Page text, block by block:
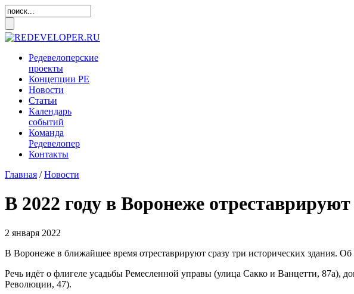
Редевелоперские
проекты
Концепции РЕ
Новости
Статьи
Календарь
событий
Команда
Редевелопер
Контакты
Главная /Новости
В 2022 году в Воронеже
2 января 2022
В Воронеже в ближайшее время отреставрируют сразу три исторических здания.
Речь идёт о флигеле усадьбы Ремесленной управы (улица Сакко и Ванцетти, 87а),
Революции, 47).